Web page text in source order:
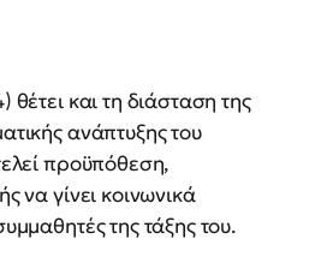
και τη διάσταση της
ανάπτυξης του
προϋπόθεση,
να γίνει κοινωνικά
της τάξης του.